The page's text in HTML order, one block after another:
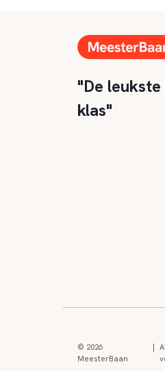
"De
klas"
© 2026
MeesterBaan